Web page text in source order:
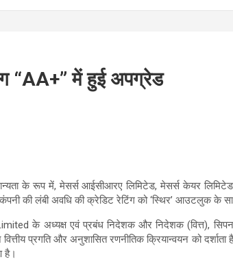
“AA+” में हुई अपग्रेड
के रूप में, मेसर्स आईसीआरए लिमिटेड, मेसर्स केयर
की लंबी अवधि की क्रेडिट रेटिंग को ‘स्थिर’ आउटलुक के
के अध्यक्ष एवं प्रबंध निदेशक और निदेशक (वित्त),
प्रगति और अनुशासित रणनीतिक क्रियान्वयन को दर्शाता
है।